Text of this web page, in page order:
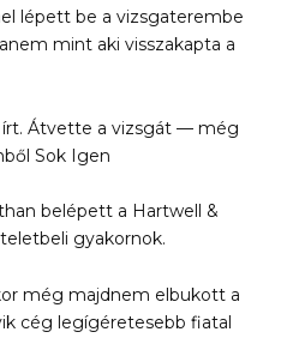
lépett be a vizsgaterembe
mint aki visszakapta a
Átvette a vizsgát — még
Sok Igen
belépett a Hartwell &
gyakornok.
még majdnem elbukott a
cég legígéretesebb fiatal